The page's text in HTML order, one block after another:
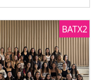
BATX2